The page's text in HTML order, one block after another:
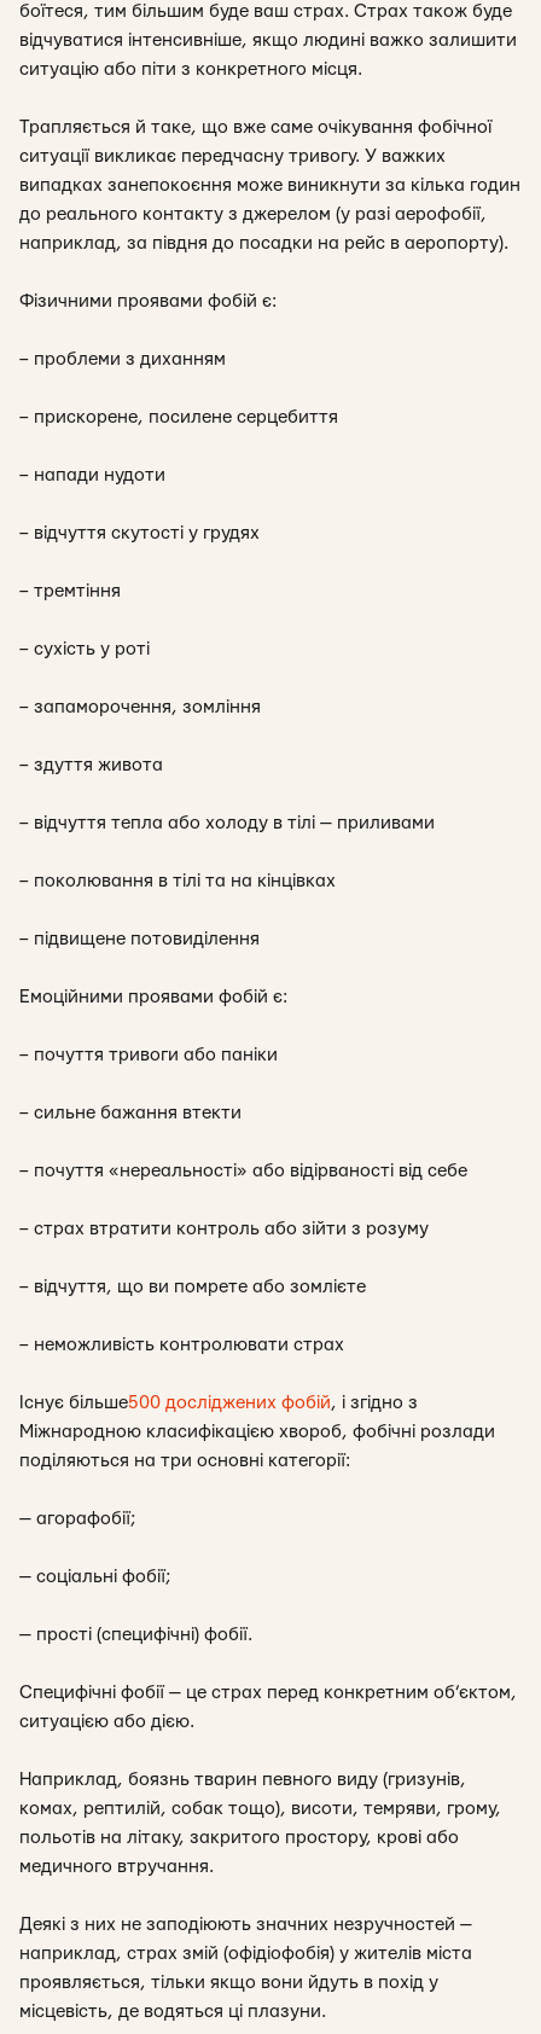
боїтеся, тим більшим буде ваш страх. Страх також буде
відчуватися інтенсивніше, якщо людині важко залишити
ситуацію або піти з конкретного місця.
Трапляється й таке, що вже саме очікування фобічної
ситуації викликає передчасну тривогу. У важких
випадках занепокоєння може виникнути за кілька годин
до реального контакту з джерелом (у разі аерофобії,
наприклад, за півдня до посадки на рейс в аеропорту).
Фізичними проявами фобій є:
– проблеми з диханням
– прискорене, посилене серцебиття
– напади нудоти
– відчуття скутості у грудях
– тремтіння
– сухість у роті
– запаморочення, зомління
– здуття живота
– відчуття тепла або холоду в тілі — приливами
– поколювання в тілі та на кінцівках
– підвищене потовиділення
Емоційними проявами фобій є:
– почуття тривоги або паніки
– сильне бажання втекти
– почуття «нереальності» або відірваності від себе
– страх втратити контроль або зійти з розуму
– відчуття, що ви помрете або зомлієте
– неможливість контролювати страх
Існує більше500 досліджених фобій, і згідно з
Міжнародною класифікацією хвороб, фобічні розлади
поділяються на три основні категорії:
— агорафобії;
— соціальні фобії;
— прості (специфічні) фобії.
Специфічні фобії — це страх перед конкретним об’єктом,
ситуацією або дією.
Наприклад, боязнь тварин певного виду (гризунів,
комах, рептилій, собак тощо), висоти, темряви, грому,
польотів на літаку, закритого простору, крові або
медичного втручання.
Деякі з них не заподіюють значних незручностей —
наприклад, страх змій (офідіофобія) у жителів міста
проявляється, тільки якщо вони йдуть в похід у
місцевість, де водяться ці плазуни.